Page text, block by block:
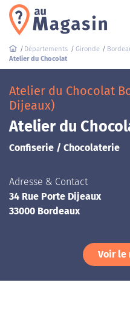
Départements Gironde
Atelier du Chocolat
Atelier du Chocolat
Dijeaux)
Atelier du
Confiserie / Chocolaterie
Adresse & Contact
34 Rue Porte Dijeaux
33000 Bordeaux
Voir le